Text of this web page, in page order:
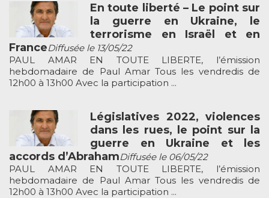
En toute liberté – Le point sur
la guerre en Ukraine, le
terrorisme en Israël et en
FranceDiffusée le 13/05/22
PAUL AMAR EN TOUTE LIBERTE, l’émission
hebdomadaire de Paul Amar Tous les vendredis de
12h00 à 13h00 Avec la participation ...
Législatives 2022, violences
dans les rues, le point sur la
guerre en Ukraine et les
accords d’AbrahamDiffusée le 06/05/22
PAUL AMAR EN TOUTE LIBERTE, l’émission
hebdomadaire de Paul Amar Tous les vendredis de
12h00 à 13h00 Avec la participation ...